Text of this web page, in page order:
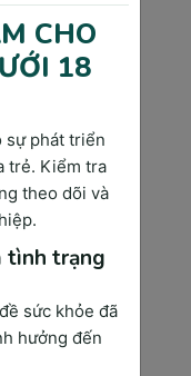
cá nguyệt
gọi là “giai
mẹ bầu
phát triển
quan trọng
cả mẹ và bé,
cần thiết để
lưu ý
CHO
18
sự phát triển
trẻ. Kiểm tra
theo dõi và
tình trạng
sức khỏe đã
hưởng đến